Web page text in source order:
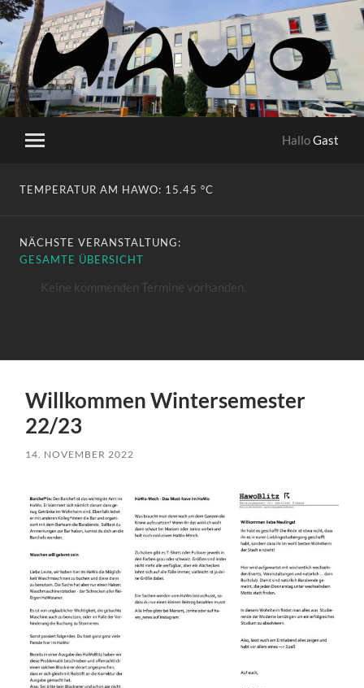
HaWo
Mobile-
HalloGast
TEMPERATUR AM HAWO: 15.45 °C
NÄCHSTE VERANSTALTUNG:
GESAMTE ÜBERSICHT
Keine kommenden Termine vorhanden.
Willkommen Wintersemester
22/23
14. NOVEMBER 2022